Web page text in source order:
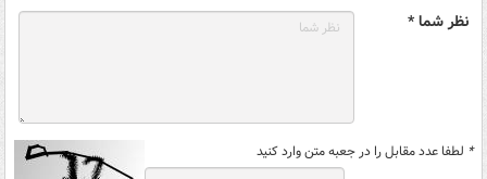
نظر شما *
* لطفا عدد مقابل را در جعبه متن وارد کنید